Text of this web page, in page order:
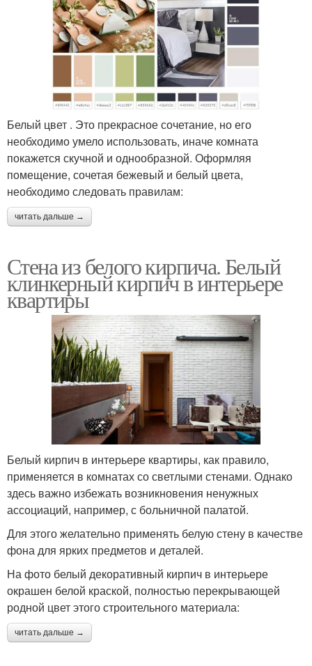
Белый цвет . Это прекрасное сочетание, но его
необходимо умело использовать, иначе комната
покажется скучной и однообразной. Оформляя
помещение, сочетая бежевый и белый цвета,
необходимо следовать правилам:
читать дальше →
Стена из белого кирпича. Белый
клинкерный кирпич в интерьере
квартиры
Белый кирпич в интерьере квартиры, как правило,
применяется в комнатах со светлыми стенами. Однако
здесь важно избежать возникновения ненужных
ассоциаций, например, с больничной палатой.
Для этого желательно применять белую стену в качестве
фона для ярких предметов и деталей.
На фото белый декоративный кирпич в интерьере
окрашен белой краской, полностью перекрывающей
родной цвет этого строительного материала:
читать дальше →